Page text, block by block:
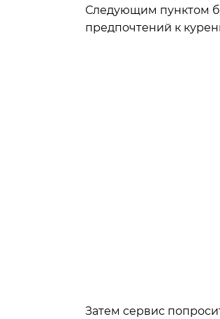
Следующим пунктом
предпочтений к
Затем сервис